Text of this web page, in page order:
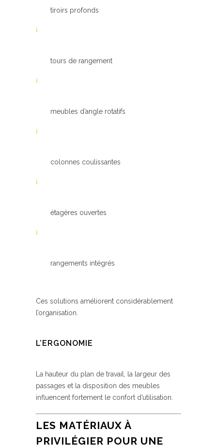
tiroirs profonds
tours de rangement
meubles d’angle rotatifs
colonnes coulissantes
étagères ouvertes
rangements intégrés
Ces solutions améliorent considérablement
l’organisation.
L’ERGONOMIE
La hauteur du plan de travail, la largeur des
passages et la disposition des meubles
influencent fortement le confort d’utilisation.
LES MATÉRIAUX À
PRIVILÉGIER POUR UNE